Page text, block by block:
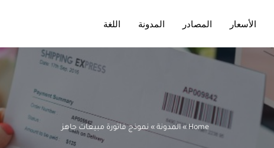
الأسعار المصادر المدونة اللغة
Home
» المدونة » نموذج فاتورة مبيعات جاهز